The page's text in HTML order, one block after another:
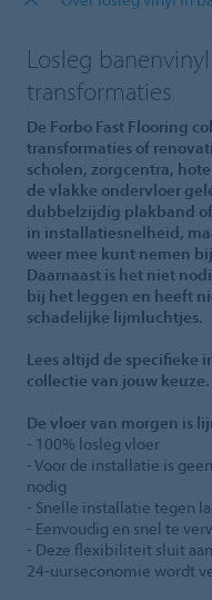
Losleg
transformaties
De Forbo Fast Flooring
transformaties of
scholen, zorgcentra,
de vlakke ondervloer
dubbelzijdig plakband
in installatiesnelheid,
weer mee kunt nemen
Daarnaast is het niet
bij het leggen en heeft
schadelijke lijmluchtjes.
Lees altijd de specifieke
collectie van jouw keuze.
De vloer van morgen is
- 100% losleg vloer
- Voor de installatie is
nodig
- Snelle installatie tegen
- Eenvoudig en snel te
- Deze flexibiliteit sluit
24-uurseconomie wordt